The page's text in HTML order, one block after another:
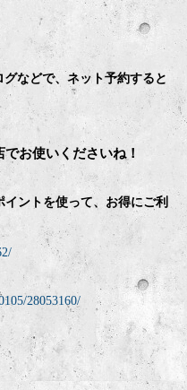
などで、ネット予約すると
お使いくださいね！
ントを使って、お得にご利
28053160/